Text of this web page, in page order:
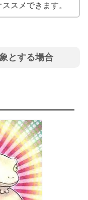
スメできます。
とする場合